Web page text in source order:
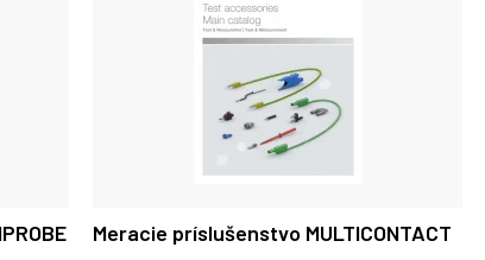
Meracie príslušenstvo MULTICONTACT